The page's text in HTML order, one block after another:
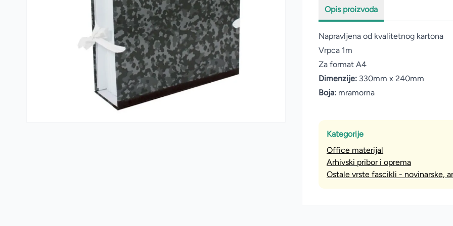
Kante i vreće za smeće
PVC kutije i korpe za veš
Hotelski asortiman
Sredstva za dezinfekciju
Profesionalne mašine
Opis proizvoda
Napravljena od kvalitetnog kartona
Vrpca 1m
Za format A4
Dimenzije: 330mm x 240mm
Boja: mramorna
Kategorije
Office materijal
Arhivski pribor i oprema
Ostale vrste fascikli - novinarske,